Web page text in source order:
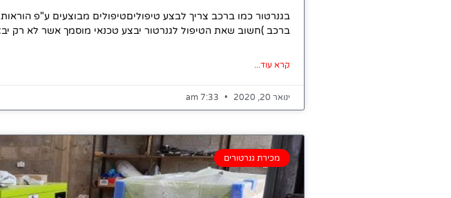
בגנרטור כמו ברכב צריך לבצע טיפוליםטיפולים מבוצעים ע"פ
ברכב )חשוב שאת הטיפול לגנרטור יבצע טכנאי מוסמך אשר לא רק
קרא עוד...
ינואר 20, 2020
מכירת גנרטורים